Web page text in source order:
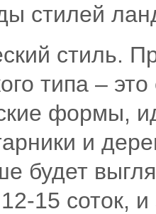
стилей
стиль.
типа –
формы,
и
будет
12-15 соток,